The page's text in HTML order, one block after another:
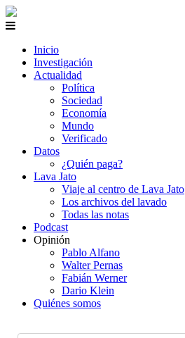
Inicio
Investigación
Actualidad
Política
Sociedad
Economía
Mundo
Verificado
Datos
¿Quién paga?
Lava Jato
Viaje al centro de Lava Jato
Los archivos del lavado
Todas las notas
Podcast
Opinión
Pablo Alfano
Walter Pernas
Fabián Werner
Dario Klein
Quiénes somos